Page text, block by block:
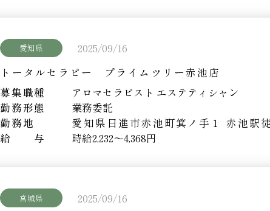
愛知県
2025/09/16
トータルセラピー プライムツリー赤池店
募集職種
アロマセラピスト エステティシャン
勤務形態
業務委託
勤務地
愛知県日進市赤池町箕ノ手１
赤池駅
給 与
時給2,232～4,368円
宮城県
2025/09/16